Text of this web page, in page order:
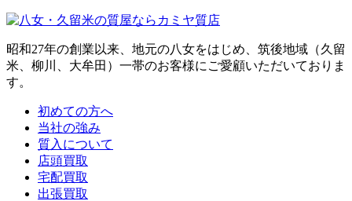
昭和27年の創業以来、地元の八女をはじめ、筑後地域（久留
米、柳川、大牟田）一帯のお客様にご愛顧いただいておりま
す。
初めての方へ
当社の強み
質入について
店頭買取
宅配買取
出張買取